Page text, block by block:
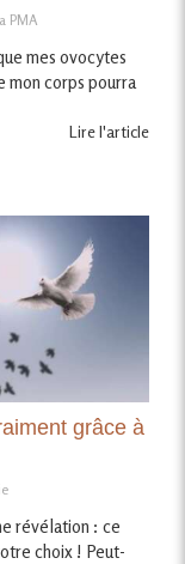
PMA
mes ovocytes
mon corps pourra
Lire l'article
grâce à
révélation : ce
choix ! Peut-